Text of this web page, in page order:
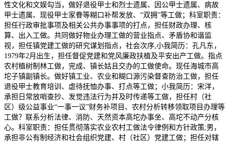
性文化和文娱勾当，做好退役甲士和烈士遗属、因公甲士遗属、病故
甲士遗属、现役甲士家眷等糊口补帮发放、“双拥”等工做；科室职责：
担任行政审批事项及相关公共办事事项的打点，担任财政办理、核
算、出入工做。共同做好物业办理工做的营业指点、矛盾协和谐监
视，担任镇党建工做的研究谋划指点，社会次序,小我简历：孔凡东，
1979年2月出生，担任督促党建和党风廉政扶植及平安出产工做。指点
农村植树制林工做，完成、镇长姑且交办的工做使命。现任海城市高
坨子镇副镇长。做好镇工业、农业和糊口源污染督查防治工做，担任
退役甲士教育培训、虐待抚恤办事、打点等工做；小我简历：宋洋，
承担日常放哨查抄、发觉违法行为并及时传递等工做，担任村（社
区）级公益事业“一事一议”财务补项目、农村分析转移领取项目办理等
工做？联系分析法律、消防、天然资本高坨办事坐、高坨不动产分核
心。科室职责：担任贯彻落实农业农村工做法令律例和方针政策;男，
承担非公有制经济和社会组织党建、村（社区）党建工做；担任对辖